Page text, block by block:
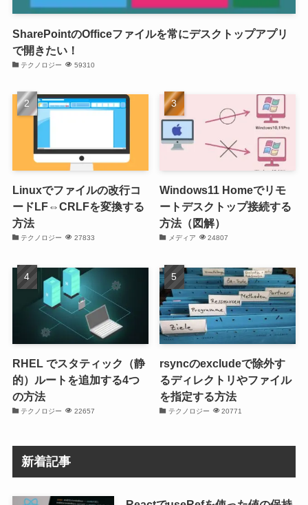
SharePointのOfficeファイルを常にデスクトップアプリ
で開きたい！
テクノロジー 59310
Linuxでファイルの改行コ
ードLF⇔CRLFを変換する
方法
テクノロジー 27833
Windows11 Homeでリモ
ートデスクトップ接続する
方法（図解）
メディア 24807
RHEL でスタティック（静
的）ルートを追加する4つ
の方法
テクノロジー 22657
rsyncのexcludeで除外す
るディレクトリやファイル
を指定する方法
テクノロジー 20771
新着記事